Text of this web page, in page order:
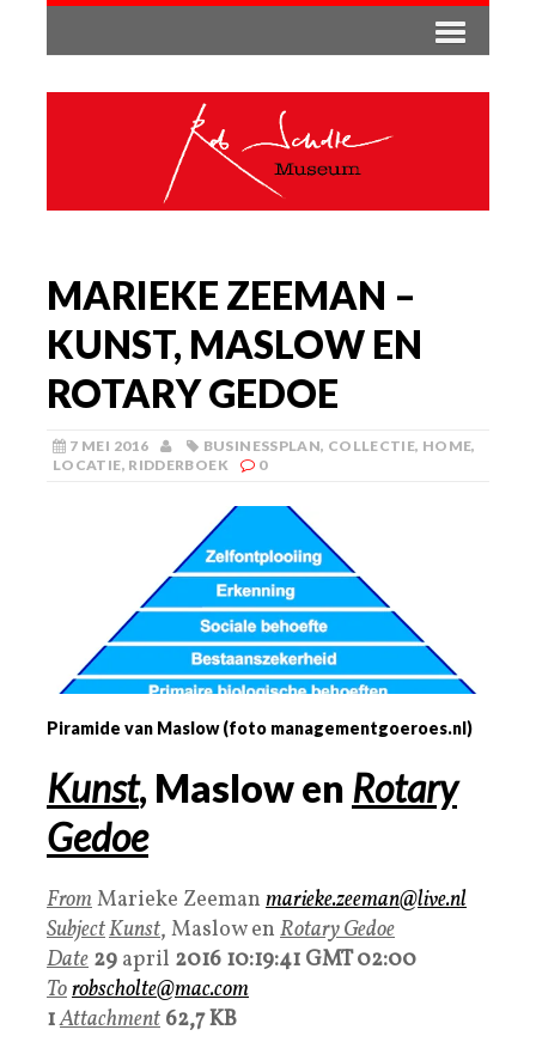
MARIEKE ZEEMAN –
KUNST, MASLOW EN
ROTARY GEDOE
7 MEI 2016 BUSINESSPLAN, COLLECTIE, HOME,
LOCATIE, RIDDERBOEK 0
Piramide van Maslow (foto managementgoeroes.nl)
Kunst, Maslow en Rotary
Gedoe
FromMarieke Zeeman marieke.zeeman@live.nl
SubjectKunst, Maslow en Rotary Gedoe
Date 29 april 2016 10:19:41 GMT 02:00
Torobscholte@mac.com
1Attachment 62,7 KB